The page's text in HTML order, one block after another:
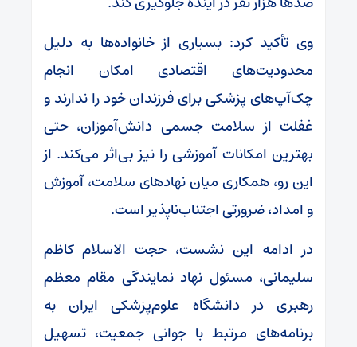
وی تأکید کرد: بسیاری از خانواده‌ها به دلیل
محدودیت‌های اقتصادی امکان انجام
چک‌آپ‌های پزشکی برای فرزندان خود را ندارند و
غفلت از سلامت جسمی دانش‌آموزان، حتی
بهترین امکانات آموزشی را نیز بی‌اثر می‌کند. از
این رو، همکاری میان نهادهای سلامت، آموزش
و امداد، ضرورتی اجتناب‌ناپذیر است.
در ادامه این نشست، حجت الاسلام کاظم
سلیمانی، مسئول نهاد نمایندگی مقام معظم
رهبری در دانشگاه علوم‌پزشکی ایران به
برنامه‌های مرتبط با جوانی جمعیت، تسهیل